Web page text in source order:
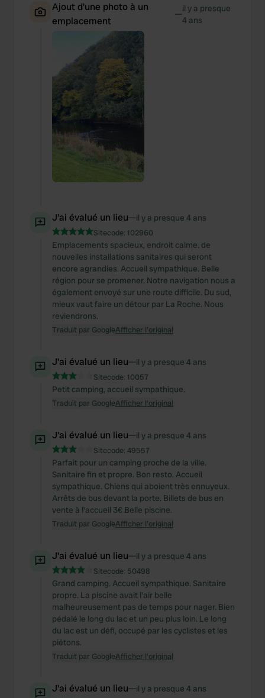
Ajout d'une photo à un
emplacement
—il y a presque
4 ans
J'ai évalué un lieu—il y a presque 4 ans
Sitecode: 102960
Emplacements spacieux, endroit calme. de
nouvelles installations sanitaires qui seront
encore agrandies. Accueil sympathique. Belle
région pour se promener. Notre navigation nous a
également envoyé sur une route difficile. Du sud,
mieux vaut faire un détour par La Roche. Nous
reviendrons.
Traduit par GoogleAfficher l'original
J'ai évalué un lieu—il y a presque 4 ans
Sitecode: 10057
Petit camping, accueil sympathique.
Traduit par GoogleAfficher l'original
J'ai évalué un lieu—il y a presque 4 ans
Sitecode: 49557
Parfait pour un camping proche de la ville.
Sanitaire fin et propre. Bon resto. Accueil
sympathique. Chiens qui aboient très ennuyeux.
Arrêts de bus devant la porte. Billets de bus en
vente à l'accueil 3€ Belle piscine.
Traduit par GoogleAfficher l'original
J'ai évalué un lieu—il y a presque 4 ans
Sitecode: 50498
Grand camping. Accueil sympathique. Sanitaire
propre. La piscine avait l'air belle
malheureusement pas de temps pour nager. Bien
pédalé le long du lac et un peu plus loin. Le long
du lac est un défi, occupé par les cyclistes et les
piétons.
Traduit par GoogleAfficher l'original
J'ai évalué un lieu—il y a presque 4 ans